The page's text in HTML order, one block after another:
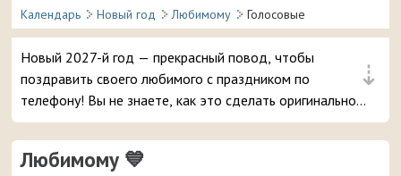
Календарь Новый год Любимому Голосовые
⇣
Новый 2027-й год — прекрасный повод, чтобы
поздравить своего любимого с праздником по
телефону! Вы не знаете, как это сделать оригинально
и с выдумкой? Есть ответ — голосовые открытки.
Специально для вашего мужчины мы записали
множество звуковых поздравлений, которые можно
Любимому 💙